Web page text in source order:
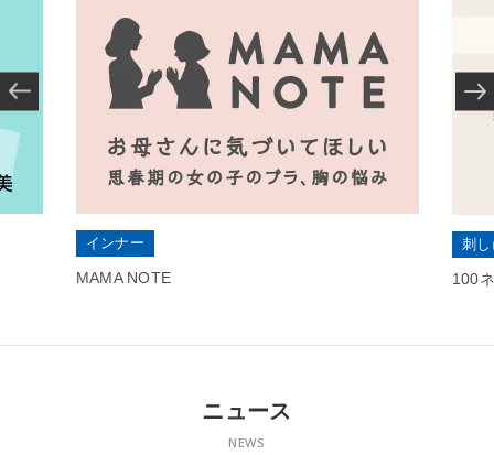
インナー
MAMA NOTE
刺
100
ニュース
NEWS